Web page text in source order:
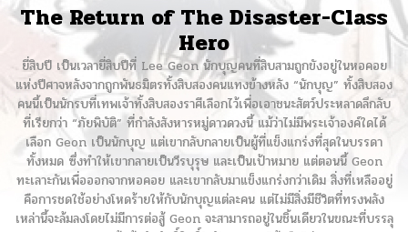
The Return of The Disaster-Class
Hero
ยี่สิบปี เป็นเวลายี่สิบปีที่ Lee Geon นักบุญคนที่สิบสามถูกขังอยู่ในหอคอย
แห่งปีศาจหลังจากถูกพันธมิตรทั้งสิบสองคนแทงข้างหลัง “นักบุญ” ทั้งสิบสอง
คนนี้เป็นนักรบที่เทพเจ้าทั้งสิบสองราศีเลือกไว้เพื่อเอาชนะสัตว์ประหลาดลึกลับ
ที่เรียกว่า “ภัยพิบัติ” ที่กำลังสังหารหมู่ดาวดวงนี้ แม้ว่าไม่มีพระเจ้าองค์ใดได้
เลือก Geon เป็นนักบุญ แต่เขากลับกลายเป็นผู้ที่แข็งแกร่งที่สุดในบรรดา
ทั้งหมด ซึ่งทำให้เขากลายเป็นวีรบุรุษ และเป็นเป้าหมาย แต่ตอนนี้ Geon
ทะเลาะกันเพื่อออกจากหอคอย และเขากลับมาแข็งแกร่งกว่าเดิม สิ่งที่เหลืออยู่
คือการชดใช้อย่างโหดร้ายให้กับนักบุญแต่ละคน แต่ไม่มีสิ่งมีชีวิตที่ทรงพลัง
เหล่านี้จะล้มลงโดยไม่มีการต่อสู้ Geon จะสามารถอยู่ในชิ้นเดียวในขณะที่บรรลุ